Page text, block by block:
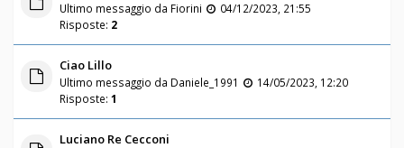
Ultimo messaggio da Fiorini
04/12/2023, 21:55
Risposte: 2
Ciao Lillo
Ultimo messaggio da Daniele_1991
14/05/2023, 12:20
Risposte: 1
Luciano Re Cecconi